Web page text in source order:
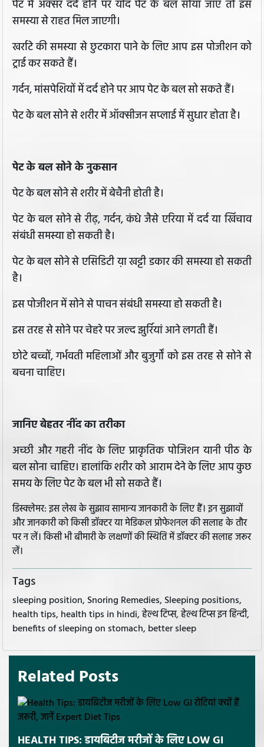
पेट में अक्सर दर्द होने पर यदि पेट के बल सोया जाए तो इस
समस्या से राहत मिल जाएगी।
खर्राटे की समस्या से छुटकारा पाने के लिए आप इस पोजीशन को
ट्राई कर सकते हैं।
गर्दन, मांसपेशियों में दर्द होने पर आप पेट के बल सो सकते हैं।
पेट के बल सोने से शरीर में ऑक्सीजन सप्लाई में सुधार होता है।
पेट के बल सोने के नुकसान
पेट के बल सोने से शरीर में बेचैनी होती है।
पेट के बल सोने से रीढ़, गर्दन, कंधे जैसे एरिया में दर्द या खिंचाव
संबंधी समस्या हो सकती है।
पेट के बल सोने से एसिडिटी य़ा खट्टी डकार की समस्या हो सकती
है।
इस पोजीशन में सोने से पाचन संबंधी समस्या हो सकती है।
इस तरह से सोने पर चेहरे पर जल्द झुर्रियां आने लगती हैं।
छोटे बच्चों, गर्भवती महिलाओं और बुजुर्गों को इस तरह से सोने से
बचना चाहिए।
जानिए बेहतर नींद का तरीका
अच्छी और गहरी नींद के लिए प्राकृतिक पोजिशन यानी पीठ के
बल सोना चाहिए। हालांकि शरीर को आराम देने के लिए आप कुछ
समय के लिए पेट के बल भी सो सकते हैं।
डिस्क्लेमर: इस लेख के सुझाव सामान्य जानकारी के लिए हैं। इन सुझावों
और जानकारी को किसी डॉक्टर या मेडिकल प्रोफेशनल की सलाह के तौर
पर न लें। किसी भी बीमारी के लक्षणों की स्थिति में डॉक्टर की सलाह जरूर
लें।
Tags
sleeping position, Snoring Remedies, Sleeping positions,
health tips, health tips in hindi, हेल्थ टिप्स, हेल्थ टिप्स इन हिन्दी,
benefits of sleeping on stomach, better sleep
Related Posts
HEALTH TIPS: डायबिटीज मरीजों के लिए LOW GI